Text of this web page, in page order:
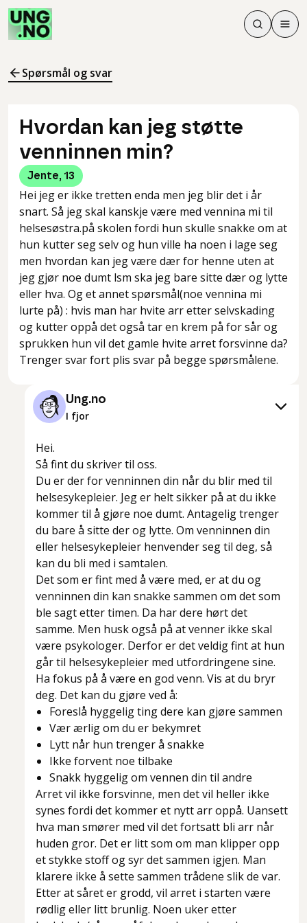
Søk
Søk
Meny
Spørsmål og svar
Hvordan kan jeg støtte
venninnen min?
Jente, 13
Hei jeg er ikke tretten enda men jeg blir det i år
snart. Så jeg skal kanskje være med vennina mi til
helsesøstra.på skolen fordi hun skulle snakke om at
hun kutter seg selv og hun ville ha noen i lage seg
men hvordan kan jeg være dær for henne uten at
jeg gjør noe dumt lsm ska jeg bare sitte dær og lytte
eller hva. Og et annet spørsmål(noe vennina mi
lurte på) : hvis man har hvite arr etter selvskading
og kutter oppå det også tar en krem på for sår og
sprukken hun vil det gamle hvite arret forsvinne da?
Trenger svar fort plis svar på begge spørsmålene.
Ung.no
I fjor
Hei.
Så fint du skriver til oss.
Du er der for venninnen din når du blir med til
helsesykepleier. Jeg er helt sikker på at du ikke
kommer til å gjøre noe dumt. Antagelig trenger
du bare å sitte der og lytte. Om venninnen din
eller helsesykepleier henvender seg til deg, så
kan du bli med i samtalen.
Det som er fint med å være med, er at du og
venninnen din kan snakke sammen om det som
ble sagt etter timen. Da har dere hørt det
samme. Men husk også på at venner ikke skal
være psykologer. Derfor er det veldig fint at hun
går til helsesykepleier med utfordringene sine.
Ha fokus på å være en god venn. Vis at du bryr
deg. Det kan du gjøre ved å:
Foreslå hyggelig ting dere kan gjøre sammen
Vær ærlig om du er bekymret
Lytt når hun trenger å snakke
Ikke forvent noe tilbake
Snakk hyggelig om vennen din til andre
Arret vil ikke forsvinne, men det vil heller ikke
synes fordi det kommer et nytt arr oppå. Uansett
hva man smører med vil det fortsatt bli arr når
huden gror. Det er litt som om man klipper opp
et stykke stoff og syr det sammen igjen. Man
klarere ikke å sette sammen trådene slik de var.
Etter at såret er grodd, vil arret i starten være
rødlig eller litt brunlig. Noen uker etter